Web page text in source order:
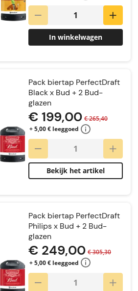
In winkelwagen
Pack biertap PerfectDraft
Black x Bud + 2 Bud-
glazen
€ 199,00 € 265,40
+ 5,00 € leeggoed
Bekijk het artikel
Pack biertap PerfectDraft
Philips x Bud + 2 Bud-
glazen
€ 249,00 € 305,30
+ 5,00 € leeggoed